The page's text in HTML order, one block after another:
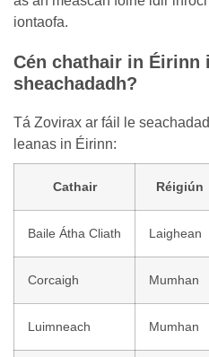
iontaofa.
Cén chathair in Éirinn
sheachadadh?
Tá Zovirax ar fáil le
leanas in Éirinn:
Cathair Réigiún
Baile Átha Cliath Laighean
Corcaigh Mumhan
Luimneach Mumhan